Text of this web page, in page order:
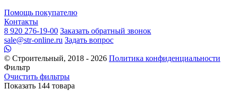
Помощь покупателю
Контакты
8 920 276-19-00 Заказать обратный звонок
sale@str-online.ru Задать вопрос
© Строительный, 2018 - 2026 Политика конфиденциальности
Фильтр
Очистить фильтры
Показать 144 товара